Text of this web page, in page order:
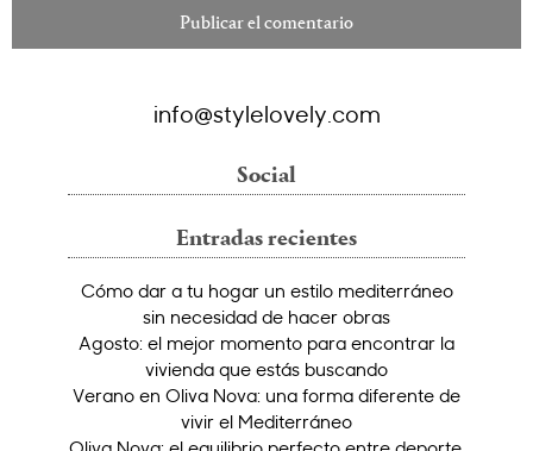
info@stylelovely.com
Social
Entradas recientes
Cómo dar a tu hogar un estilo mediterráneo
sin necesidad de hacer obras
Agosto: el mejor momento para encontrar la
vivienda que estás buscando
Verano en Oliva Nova: una forma diferente de
vivir el Mediterráneo